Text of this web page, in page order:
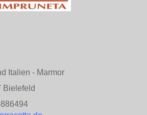
Italien - Marmor
Bielefeld